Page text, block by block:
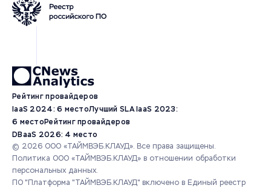
Рейтинг провайдеров
IaaS 2024: 6 местоЛучший SLA IaaS 2023:
6 местоРейтинг провайдеров
DBaaS 2026: 4 место
© 2026 ООО «ТАЙМВЭБ.КЛАУД». Все права защищены.
Политика ООО «ТАЙМВЭБ.КЛАУД» в отношении обработки
персональных данных.
ПО "Платформа "ТАЙМВЭБ.КЛАУД" включено в Единый реестр